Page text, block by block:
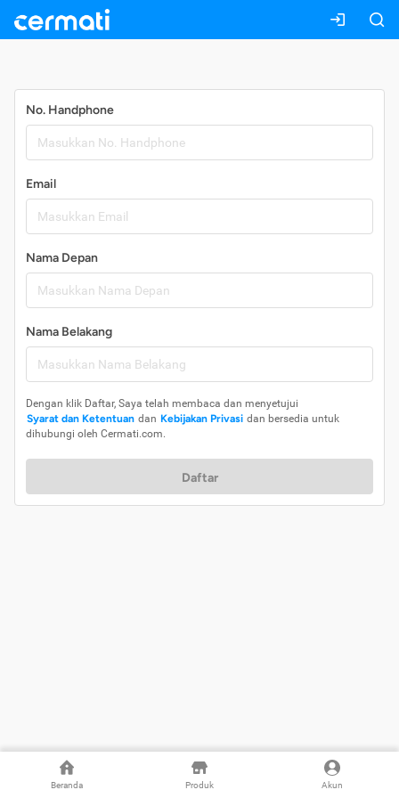
Beranda Produk Akun
No. Handphone
Email
Nama Depan
Nama Belakang
Dengan klik Daftar, Saya telah membaca dan menyetujui
Syarat dan Ketentuan dan Kebijakan Privasi dan bersedia untuk
dihubungi oleh Cermati.com.
Daftar